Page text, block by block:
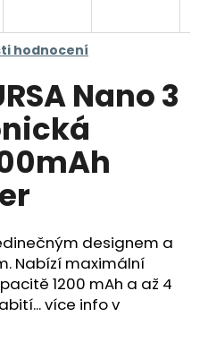
hodnocení
Nano 3
designem a
Nabízí maximální
1200 mAh a až 4
více info v